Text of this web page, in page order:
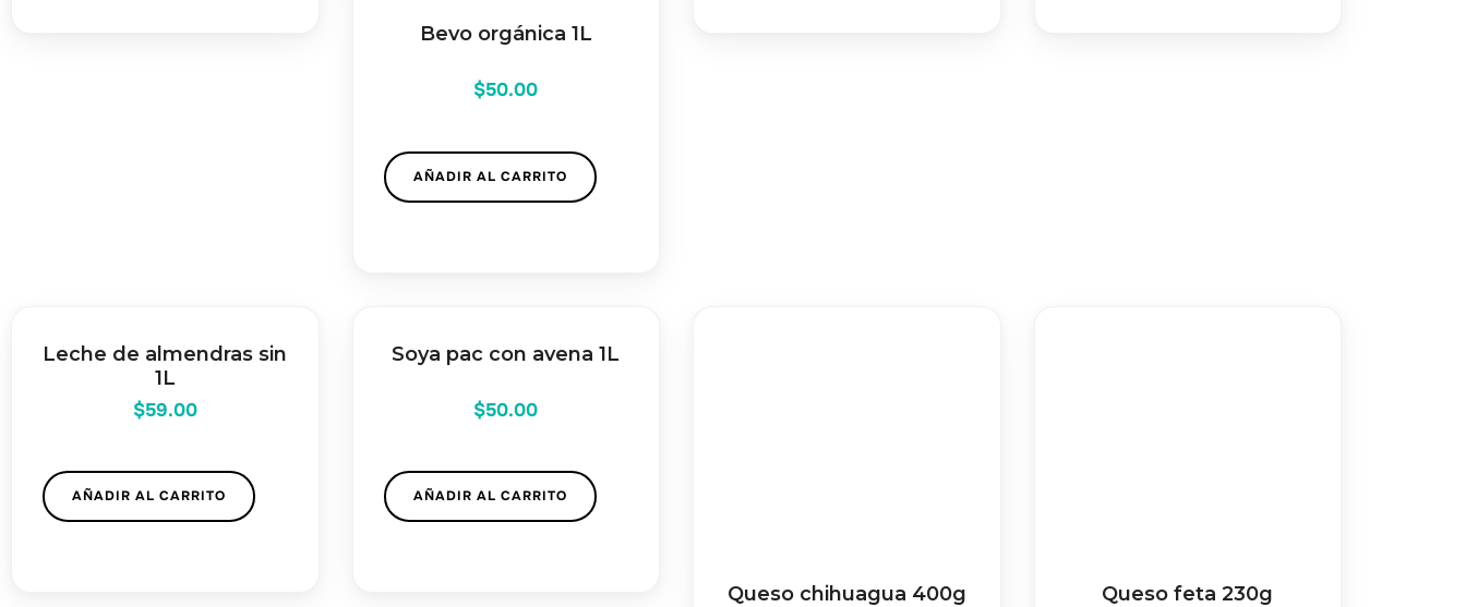
Bevo orgánica 1L
$50.00
AÑADIR AL CARRITO
Leche de almendras sin
1L
$59.00
AÑADIR AL CARRITO
Soya pac con avena 1L
$50.00
AÑADIR AL CARRITO
Queso chihuagua 400g Queso feta 230g